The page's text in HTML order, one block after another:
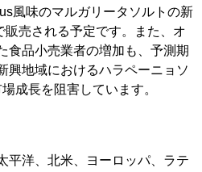
風味のマルガリータソルトの新
売される予定です。また、オ
食品小売業者の増加も、予測期
興地域におけるハラペーニョソ
成長を阻害しています。
平洋、北米、ヨーロッパ、ラテ